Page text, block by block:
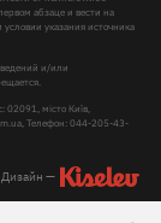
абзаце и вести на
указания источника
и/или
місто Київ,
, Телефон: 044-205-43-
Дизайн —